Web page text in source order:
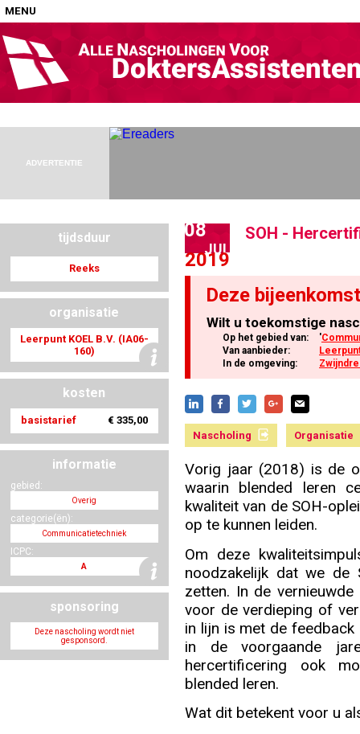
MENU
Home
Nascholingen op locatie (agenda)
Nascholingen online (elearning)
Nascholingen op aanvraag (in-company)
Nascholing aanmelden
Zoek op kaart
Inloggen
ADVERTENTIE
tijdsduur
Reeks
organisatie
Leerpunt KOEL B.V. (IA06-
160)
kosten
basistarief € 335,00
informatie
gebied:
Overig
categorie(ën):
Communicatietechniek
ICPC:
A
sponsoring
Deze nascholing wordt niet
gesponsord.
08
JUL
2019
SOH -
Deze
Wilt u toekomstige
Op het gebied van: '
Van aanbieder:
In de omgeving:
Nascholing Organisatie
Vorig jaar (2018) is de
waarin blended leren
kwaliteit van de SOH-
op te kunnen leiden.
Om deze
noodzakelijk dat we de
zetten. In de
voor de verdieping of
in lijn is met de feedback
in de voorgaande
hercertificering ook
blended leren.
Wat dit betekent voor u